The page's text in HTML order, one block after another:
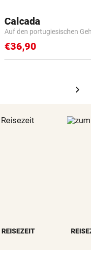
Calcada
Auf den portugiesischen
€36,90
chevron_right
REISEZEIT